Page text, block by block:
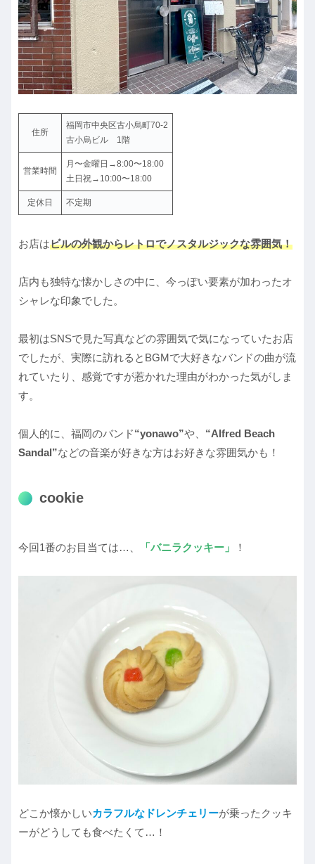
住所
福岡市中央区古小烏町70-2
古小烏ビル 1階
営業時間
月〜金曜日→8:00〜18:00
土日祝→10:00〜18:00
定休日 不定期
お店はビルの外観からレトロでノスタルジックな雰囲気！
店内も独特な懐かしさの中に、今っぽい要素が加わったオ
シャレな印象でした。
最初はSNSで見た写真などの雰囲気で気になっていたお店
でしたが、実際に訪れるとBGMで大好きなバンドの曲が流
れていたり、感覚ですが惹かれた理由がわかった気がしま
す。
個人的に、福岡のバンド“yonawo”や、 “Alfred Beach
Sandal”などの音楽が好きな方はお好きな雰囲気かも！
cookie
今回1番のお目当ては…、 「バニラクッキー」 ！
どこか懐かしいカラフルなドレンチェリーが乗ったクッキ
ーがどうしても食べたくて…！